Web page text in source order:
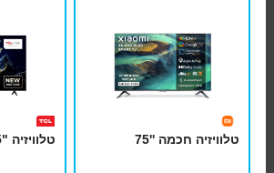
טלוויזיה חכמה ''75 טלוויזיה "75 QLED 4K